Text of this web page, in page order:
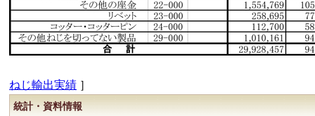
ねじ輸出実績 ］
統計・資料情報